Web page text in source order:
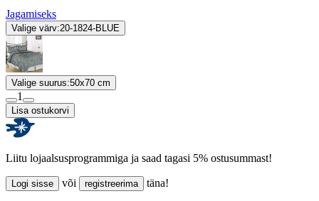
Jagamiseks
Valige värv:20-1824-BLUE
Valige suurus:50x70 cm
1
Lisa ostukorvi
Liitu lojaalsusprogrammiga ja saad tagasi 5% ostusummast!
Logi sisse või registreerima täna!